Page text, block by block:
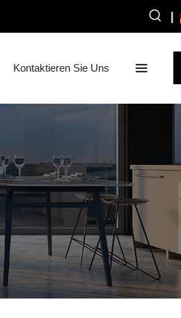
Kontaktieren Sie Uns